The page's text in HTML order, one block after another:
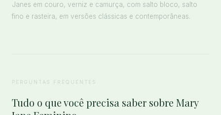
Janes em couro, verniz e camurça, com salto bloco, salto
fino e rasteira, em versões clássicas e contemporâneas.
PERGUNTAS FREQUENTES
Tudo o que você precisa saber sobre Mary